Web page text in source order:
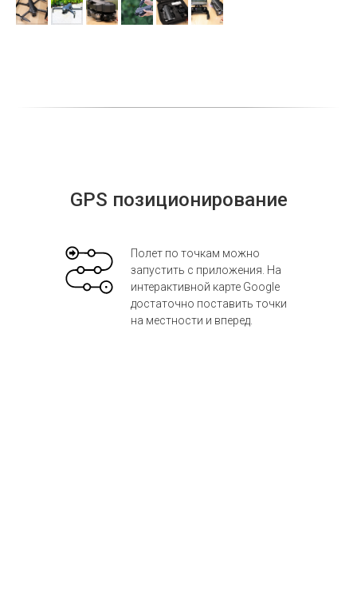
Полет по точкам можно
запустить с приложения. На
интерактивной карте Google
достаточно поставить точки
на местности и вперед.
GPS позиционирование